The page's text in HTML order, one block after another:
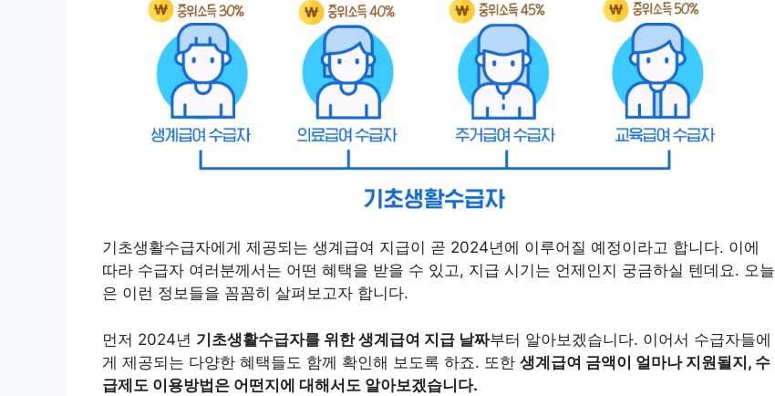
기초생활수급자에게 제공되는 생계급여 지급이 곧 2024년에 이루어질 예정이라고 합니다. 이에
따라 수급자 여러분께서는 어떤 혜택을 받을 수 있고, 지급 시기는 언제인지 궁금하실 텐데요. 오늘
은 이런 정보들을 꼼꼼히 살펴보고자 합니다.
먼저 2024년 기초생활수급자를 위한 생계급여 지급 날짜부터 알아보겠습니다. 이어서 수급자들에
게 제공되는 다양한 혜택들도 함께 확인해 보도록 하죠. 또한 생계급여 금액이 얼마나 지원될지, 수
급제도 이용방법은 어떤지에 대해서도 알아보겠습니다.